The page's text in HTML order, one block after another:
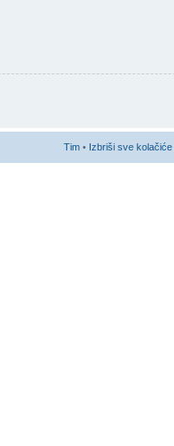
Tim • Izbriši sve kolačiće